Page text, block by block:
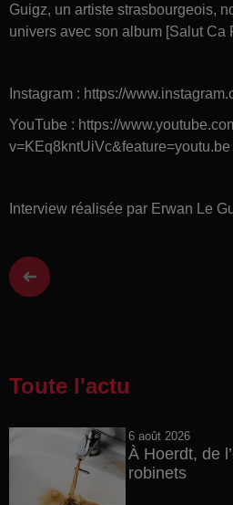
Guigz, un artiste strasbourgeois,
univers avec son album [Salut Ca
Instagram : https://
YouTube : https://
v=KEq8kntUiVc&feature=youtu.be
Interview réalisée par Erwan Le
Toute l'actu
6 août 2026
À Hoerdt, de
robinets